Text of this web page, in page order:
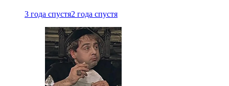
3 года спустя2 года спустя